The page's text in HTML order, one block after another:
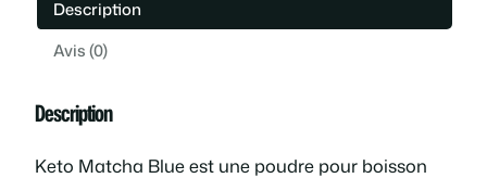
i
:
d
K
Description
Avis (0)
Description
Keto Matcha Blue est une poudre pour boisson